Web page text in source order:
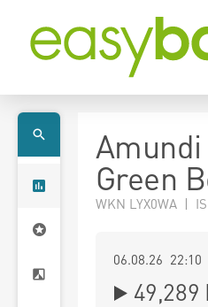
Green
WKN LYX0WA |
06.08.26 22:10
49,289